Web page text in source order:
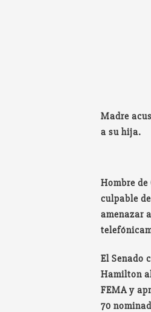
Madre
a su hija.
Hombre
culpable
amenazar
El Senado
Hamilton
FEMA y
70